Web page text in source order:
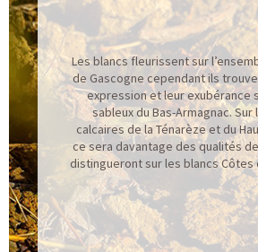
Les blancs fleurissent sur
de Gascogne cependant ils
expression et leur exubérance
sableux du Bas-Armagnac. Sur
calcaires de la Ténarèze et du
ce sera davantage des qualités
distingueront sur les blancs Côtes